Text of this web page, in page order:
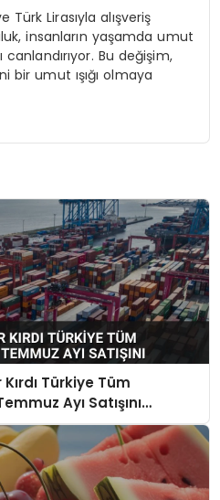
Türk Lirasıyla alışveriş
insanların yaşamda umut
Bu değişim,
bir umut ışığı olmaya
Türkiye Tüm
Ayı Satışını